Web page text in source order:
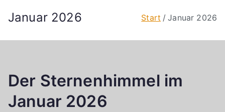
Januar 2026 Start Januar 2026
Der Sternenhimmel im
Januar 2026